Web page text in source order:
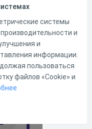
системы
и
и
информации.
пользоваться
файлов «Cookie» и